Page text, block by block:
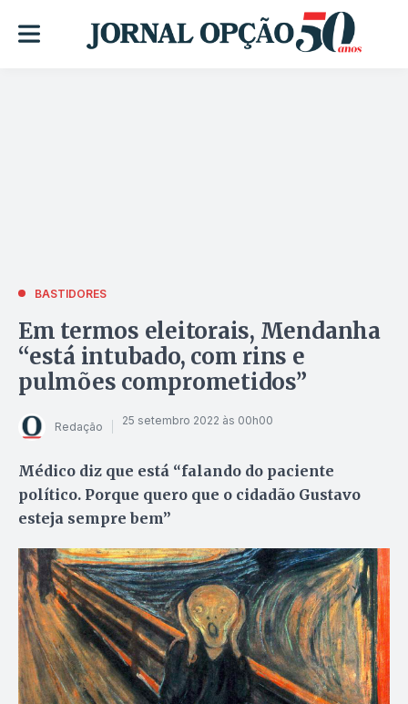
BASTIDORES
Em termos eleitorais, Mendanha
“está intubado, com rins e
pulmões comprometidos”
Redação 25 setembro 2022 às 00h00
Médico diz que está “falando do paciente
político. Porque quero que o cidadão Gustavo
esteja sempre bem”